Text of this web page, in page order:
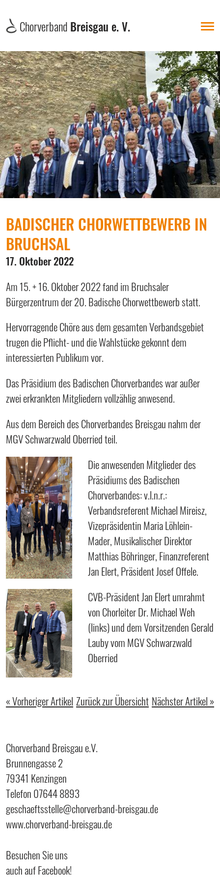
Chorverband Breisgau e. V.
BADISCHER CHORWETTBEWERB IN
BRUCHSAL
17. Oktober 2022
Am 15. + 16. Oktober 2022 fand im Bruchsaler
Bürgerzentrum der 20. Badische Chorwettbewerb statt.
Hervorragende Chöre aus dem gesamten Verbandsgebiet
trugen die Pflicht- und die Wahlstücke gekonnt dem
interessierten Publikum vor.
Das Präsidium des Badischen Chorverbandes war außer
zwei erkrankten Mitgliedern vollzählig anwesend.
Aus dem Bereich des Chorverbandes Breisgau nahm der
MGV Schwarzwald Oberried teil.
Die anwesenden Mitglieder des
Präsidiums des Badischen
Chorverbandes: v.l.n.r.:
Verbandsreferent Michael Mireisz,
Vizepräsidentin Maria Löhlein-
Mader, Musikalischer Direktor
Matthias Böhringer, Finanzreferent
Jan Elert, Präsident Josef Offele.
CVB-Präsident Jan Elert umrahmt
von Chorleiter Dr. Michael Weh
(links) und dem Vorsitzenden Gerald
Lauby vom MGV Schwarzwald
Oberried
« Vorheriger Artikel Zurück zur Übersicht Nächster Artikel »
Chorverband Breisgau e.V.
Brunnengasse 2
79341 Kenzingen
Telefon 07644 8893
geschaeftsstelle@chorverband-breisgau.de
www.chorverband-breisgau.de
Besuchen Sie uns
auch auf Facebook!